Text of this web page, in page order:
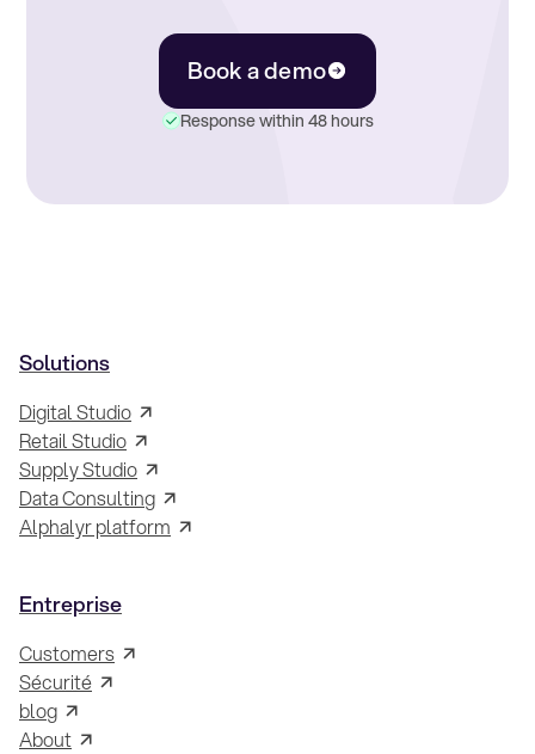
Book a demo
Response within 48 hours
Solutions
Digital Studio
Retail Studio
Supply Studio
Data Consulting
Alphalyr platform
Entreprise
Customers
Sécurité
blog
About